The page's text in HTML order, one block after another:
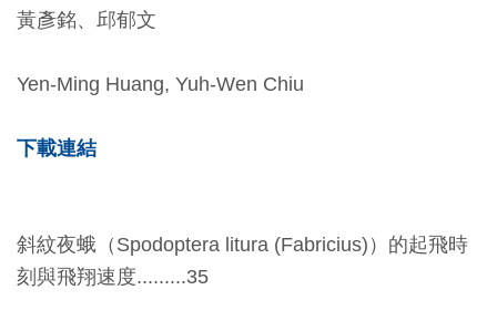
友
施
服
網
站
黃彥銘、邱郁文
Yen-Ming Huang, Yuh-Wen Chiu
下載連結
斜紋夜蛾（Spodoptera litura (Fabricius)）的起飛時
刻與飛翔速度.........35